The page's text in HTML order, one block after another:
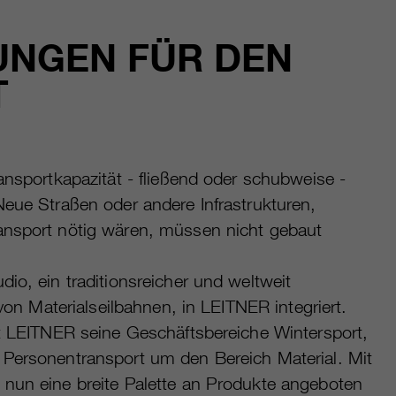
FÜR DEN
- fließend oder schubweise -
Straßen oder andere Infrastrukturen,
nötig wären, müssen nicht gebaut
ein traditionsreicher und weltweit
Materialseilbahnen, in LEITNER integriert.
seine Geschäftsbereiche Wintersport,
um den Bereich Material. Mit
eine breite Palette an Produkte angeboten